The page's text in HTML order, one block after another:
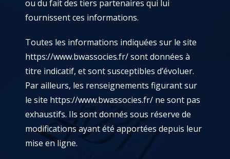
ou du fait des tiers partenaires qui lui
fournissent ces informations.
Toutes les informations indiquées sur le site
https://www.bwassocies.fr/sont données à
titre indicatif, et sont susceptibles d’évoluer.
Par ailleurs, les renseignements figurant sur
le site https://www.bwassocies.fr/ ne sont pas
exhaustifs. Ils sont donnés sous réserve de
modifications ayant été apportées depuis leur
mise en ligne.